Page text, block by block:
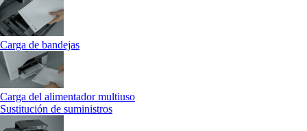
Carga de bandejas
Carga del alimentador multiuso
Sustitución de suministros